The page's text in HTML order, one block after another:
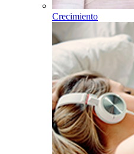
Crecimiento